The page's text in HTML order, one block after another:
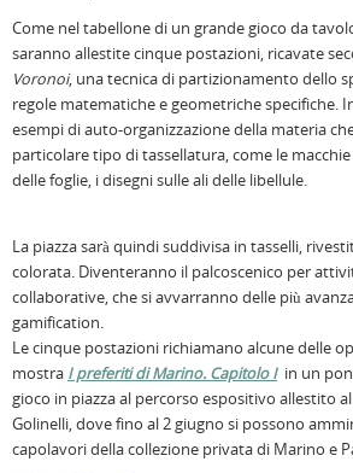
Come nel tabellone di un grande gioco da
saranno allestite cinque postazioni, ricavate
Voronoi, una tecnica di partizionamento dello
regole matematiche e geometriche specifiche.
esempi di auto-organizzazione della materia
particolare tipo di tassellatura, come le
delle foglie, i disegni sulle ali delle libellule.
La piazza sarà quindi suddivisa in tasselli,
colorata. Diventeranno il palcoscenico per
collaborative, che si avvarranno delle più
gamification.
Le cinque postazioni richiamano alcune delle
mostra I preferiti di Marino. Capitolo Iin un
gioco in piazza al percorso espositivo allestito
Golinelli, dove fino al 2 giugno si possono
capolavori della collezione privata di Marino e